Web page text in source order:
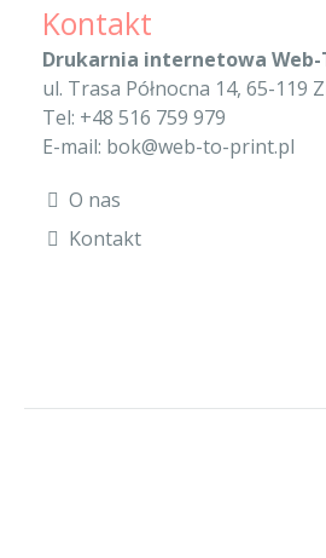
Kontakt
Drukarnia internetowa
ul. Trasa Północna 14, 65-119
Tel: +48 516 759 979
E-mail: bok@web-to-print.pl
O nas
Kontakt